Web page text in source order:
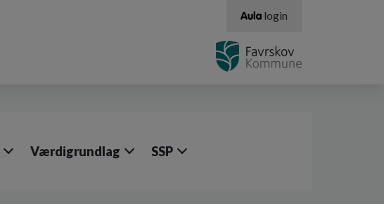
login
Værdigrundlag SSP